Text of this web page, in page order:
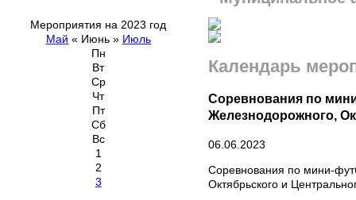
Мероприятия на 2023 год
Май « Июнь » Июль
Пн
Вт
Ср
Чт
Пт
Сб
Вс
1
2
3
Календарь
Соревнования по
Железнодорожного,
06.06.2023
Соревнования по мини-
Октябрьского и